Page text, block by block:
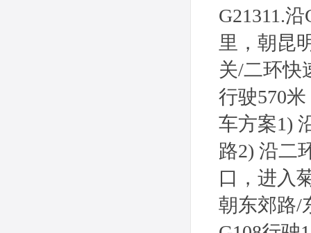
G21311.
里，朝昆
关/二环快
行驶570
车方案1)
路2) 沿二
口，进入
朝东郊路/